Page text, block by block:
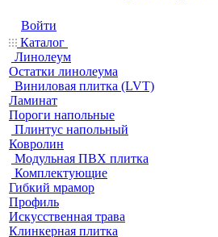
Войти
Каталог
Линолеум
Остатки линолеума
Виниловая плитка (LVT)
Ламинат
Пороги напольные
Плинтус напольный
Ковролин
Модульная ПВХ плитка
Комплектующие
Гибкий мрамор
Профиль
Искусственная трава
Клинкерная плитка